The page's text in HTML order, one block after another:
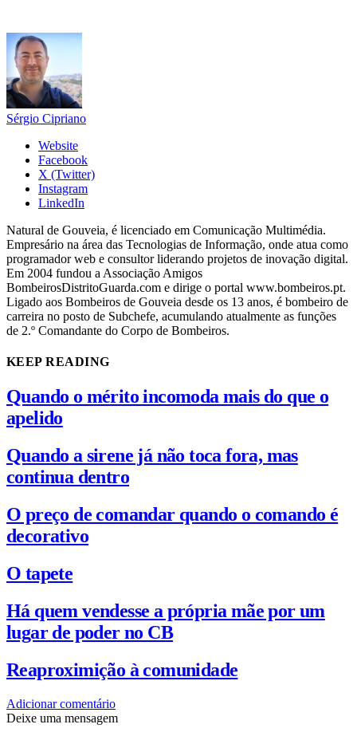
Sérgio Cipriano
Website
Facebook
X (Twitter)
Instagram
LinkedIn
Natural de Gouveia, é licenciado em Comunicação Multimédia.
Empresário na área das Tecnologias de Informação, onde atua como
programador web e consultor liderando projetos de inovação digital.
Em 2004 fundou a Associação Amigos
BombeirosDistritoGuarda.com e dirige o portal www.bombeiros.pt.
Ligado aos Bombeiros de Gouveia desde os 13 anos, é bombeiro de
carreira no posto de Subchefe, acumulando atualmente as funções
de 2.º Comandante do Corpo de Bombeiros.
KEEP READING
Quando o mérito incomoda mais do que o
apelido
Quando a sirene já não toca fora, mas
continua dentro
O preço de comandar quando o comando é
decorativo
O tapete
Há quem vendesse a própria mãe por um
lugar de poder no CB
Reaproximição à comunidade
Adicionar comentário
Deixe uma mensagem